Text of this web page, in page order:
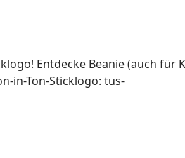
Entdecke Beanie (auch für
in-Ton-Sticklogo: tus-